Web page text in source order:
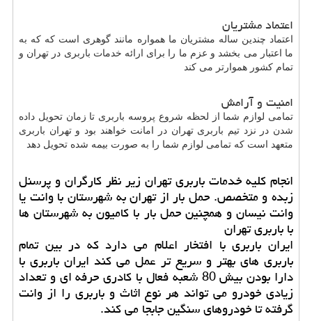
اعتماد مشتریان
اعتماد چندین ساله مشتریان ما همواره مانند گوهری است که که به
ما اعتبار می بخشد و عزم ما را برای ارائه خدمات باربری در تهران و
تمام کشور هموارتر می کند
امنیت و آرامش
تمامی لوازم شما از لحظه شروع پروسه باربری تا زمان تحویل داده
شدن در نزد تیم باربری تهران در امانت خواهند بود و تهران باربری
متعهد است که تمامی لوازم شما را به صورت بیمه شده تحویل دهد
انجام کلیه خدمات باربری تهران زیر نظر کارگران و پرسنل
زبده و متخصص. حمل بار از تهران به شهرستان با وانت یا
وانت نیسان و همچنین حمل بار با کامیون به شهرستان ها
با باربری تهران
ایران باربری با افتخار اعلام می دارد که در بین تمام
باربری های بهتر و سریع تر عمل می کند ایران باربری با
دارا بودن بیش 80 شعبه فعال با کادری حرفه ای و تعداد
زیادی خودرو می تواند هر نوع اثاث و باربری را از وانت
گرفته تا خودروهای سنگین جابجا می کند.